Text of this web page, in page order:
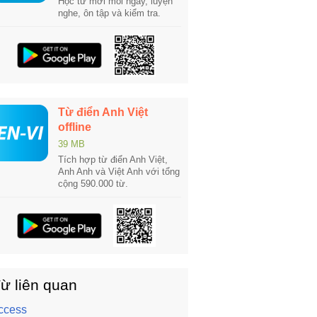
nghe, ôn tập và kiểm tra.
Từ điển Anh Việt
offline
39 MB
Tích hợp từ điển Anh Việt,
Anh Anh và Việt Anh với tổng
cộng 590.000 từ.
liên quan